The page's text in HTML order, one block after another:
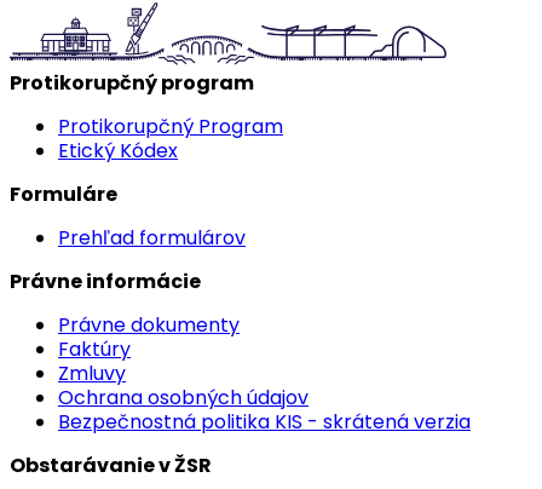
Protikorupčný program
Protikorupčný Program
Etický Kódex
Formuláre
Prehľad formulárov
Právne informácie
Právne dokumenty
Faktúry
Zmluvy
Ochrana osobných údajov
Bezpečnostná politika KIS - skrátená verzia
Obstarávanie v ŽSR